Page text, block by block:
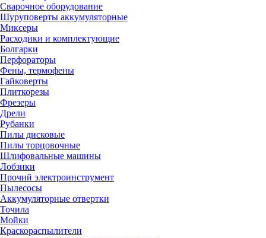
Сварочное оборудование
Шуруповерты аккумуляторные
Миксеры
Расходики и комплектующие
Болгарки
Перфораторы
Фены, термофены
Гайковерты
Плиткорезы
Фрезеры
Дрели
Рубанки
Пилы дисковые
Пилы торцовочные
Шлифовальные машины
Лобзики
Прочий электроинструмент
Пылесосы
Аккумуляторные отвертки
Точила
Мойки
Краскораспылители